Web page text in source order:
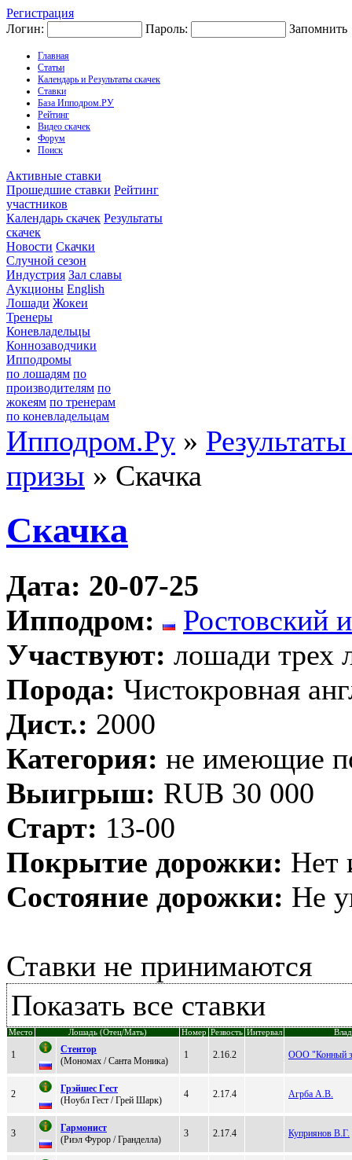
Регистрация
Логин:
Пароль: Запомнить
Главная
Статьи
Календарь и Результаты скачек
Ставки
База Ипподром.РУ
Рейтинг
Видео скачек
Форум
Поиск
Активные ставки
Прошедшие ставки Рейтинг
участников
Календарь скачек Результаты
скачек
Новости Скачки
Случной сезон
Индустрия Зал славы
Аукционы English
Лошади Жокеи
Тренеры
Коневладельцы
Коннозаводчики
Ипподромы
по лошадям по
производителям по
жокеям по тренерам
по коневладельцам
Ипподром.Ру »
призы » Скачка
Скачка
Дата: 20-07-25
Ипподром:
Ростовский
Участвуют: лошади трех
Порода: Чистокровная
Дист.: 2000
Категория: не имеющие
Выигрыш: RUB 30 000
Старт: 13-00
Покрытие дорожки: Нет
Состояние дорожки: Не
Ставки не принимаются
Показать все ставки
Место Лошадь (Отец/Мать) Номер Резвость Интервал
1
Cтeнтop
(Мoнoмаx / Caнтa Moникa)
1 2.16.2 ООО "Конный
2
Грэйшeс Гeст
(Нoубл Геcт / Грeй Шaрк)
4 2.17.4 Агрба А.В.
3
Гаpмониcт
(Pиэл Фуpоp / Грaнделлa)
3 2.17.4 Куприянов В.Г.